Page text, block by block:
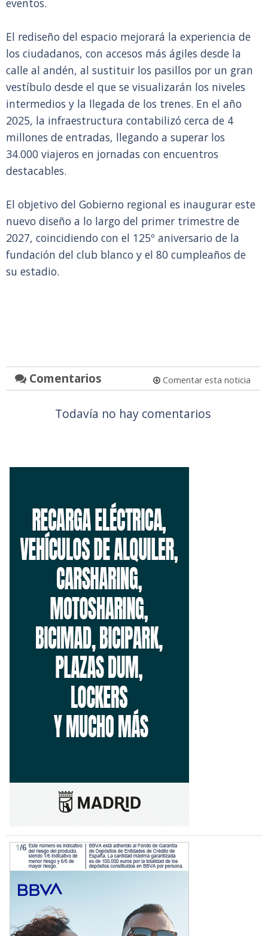
eventos.
El rediseño del espacio mejorará la experiencia de
los ciudadanos, con accesos más ágiles desde la
calle al andén, al sustituir los pasillos por un gran
vestíbulo desde el que se visualizarán los niveles
intermedios y la llegada de los trenes. En el año
2025, la infraestructura contabilizó cerca de 4
millones de entradas, llegando a superar los
34.000 viajeros en jornadas con encuentros
destacables.
El objetivo del Gobierno regional es inaugurar este
nuevo diseño a lo largo del primer trimestre de
2027, coincidiendo con el 125º aniversario de la
fundación del club blanco y el 80 cumpleaños de
su estadio.
Comentarios Comentar esta noticia
Todavía no hay comentarios